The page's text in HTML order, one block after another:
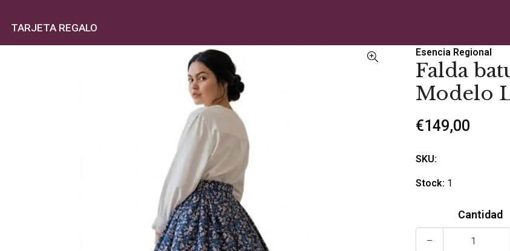
TARJETA REGALO
Esencia Regional
Falda
Modelo
€149,00
SKU:
Stock: 1
Cantidad
-